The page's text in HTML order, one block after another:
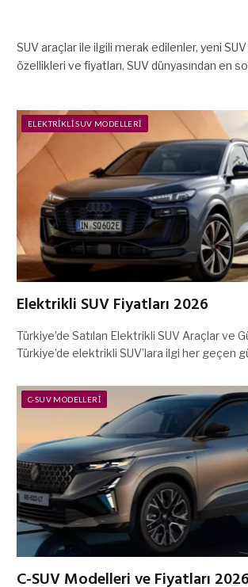
SUV araçlar ile ilgili merak edilenler, yeni
özellikleri ve fiyatları, SUV dünyasından en
ELEKTRIKLI SUV MODELLERI
Elektrikli SUV Fiyatları 2026
Türkiye’de Satılan Elektrikli SUV Araçlar ve
Türkiye’de elektrikli SUV’lara ilgi her geçen
C-SUV MODELLERI
C-SUV Modelleri ve Fiyatları 2026